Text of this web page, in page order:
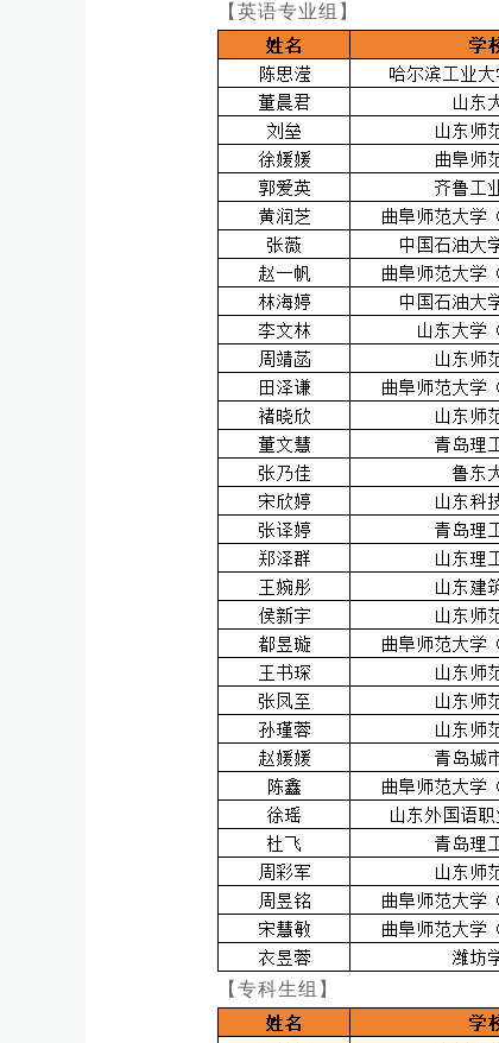
【英语专业组】
【专科生组】